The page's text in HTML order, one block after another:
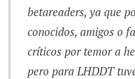
betareaders, ya que
conocidos, amigos o
críticos por temor a
pero para LHDDT